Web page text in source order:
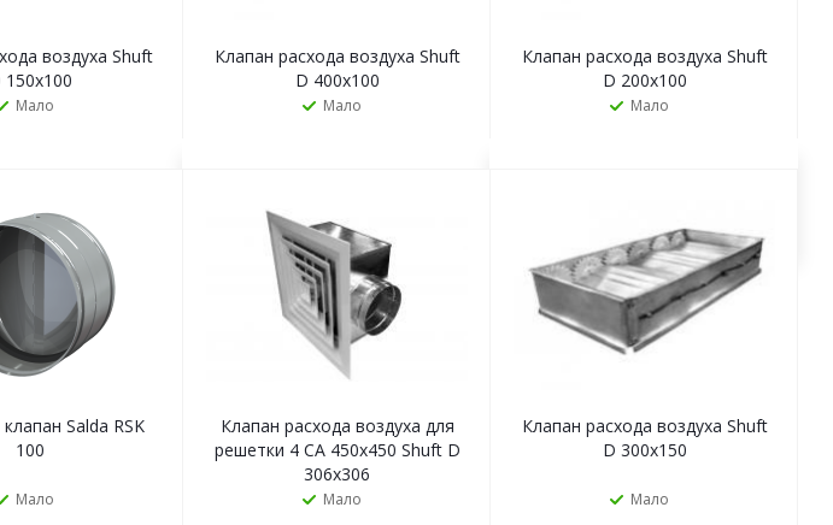
воздуха Shuft
150х100
Мало
Клапан расхода воздуха Shuft
D 400х100
Мало
Клапан расхода воздуха Shuft
D 200х100
Мало
Salda RSK
100
Мало
Клапан расхода воздуха для
решетки 4 CA 450х450 Shuft D
306х306
Мало
Клапан расхода воздуха Shuft
D 300х150
Мало